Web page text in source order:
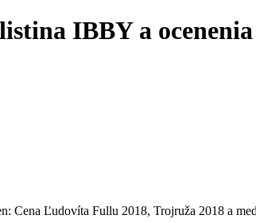
IBBY a
Cena Ľudovíta Fullu 2018, Trojruža 2018 a